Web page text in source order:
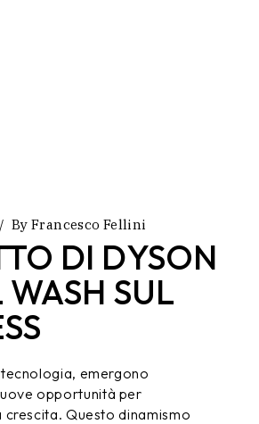
By Francesco Fellini
DI DYSON
WASH SUL
emergono
opportunità per
crescita. Questo dinamismo